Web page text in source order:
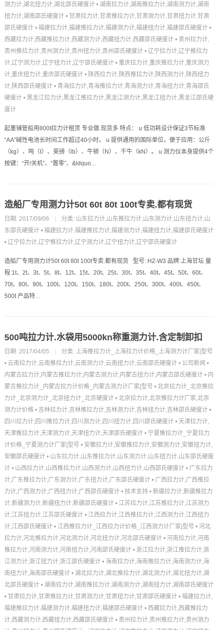
测力计,湖北扭力计,湖北邵氏硬度计• 湖南拉力计,湖南推拉力计,湖南测力计,湖南
扭力计,湖南邵氏硬度计• 甘肃拉力计,甘肃推拉力计,甘肃测力计,甘肃扭力计,甘肃
邵氏硬度计• 福建拉力计,福建推拉力计,福建测力计,福建扭力计,福建邵氏硬度计•
西藏拉力计,西藏推拉力计,西藏测力计,西藏扭力计,西藏邵氏硬度计• 贵州拉力计,
贵州推拉力计,贵州测力计,贵州扭力计,贵州邵氏硬度计• 辽宁拉力计,辽宁推拉力
计,辽宁测力计,辽宁扭力计,辽宁邵氏硬度计• 重庆拉力计,重庆推拉力计,重庆测力
计,重庆扭力计,重庆邵氏硬度计• 陕西拉力计,陕西推拉力计,陕西测力计,陕西扭力
计,陕西邵氏硬度计• 青海拉力计,青海推拉力计,青海测力计,青海扭力计,青海邵氏
硬度计• 黑龙江拉力计,黑龙江推拉力计,黑龙江测力计,黑龙江扭力计,黑龙江邵氏硬
度计
起重铺管船用800t拉力计租赁 专业做.现货多 特点： u 低功耗设计保证3节标准
“AA”碱性电池长时间工作超过40小时。 u 提供通用的国际单位，便于应用：公斤
（kg）、吨（t）、英镑（lb）、牛顿（N）、千牛（kN）。 u 测力仪本身提供4个
按键：“开/关机”、“置零”、&ldquo…
造船厂专用测力计50t 60t 80t 100t专卖.都有现货
日期: 2017/09/06 | 分类: 山东拉力计,山东推拉力计,山东测力计,山东扭力计,山
东邵氏硬度计• 福建拉力计,福建推拉力计,福建测力计,福建扭力计,福建邵氏硬度计
• 辽宁拉力计,辽宁推拉力计,辽宁测力计,辽宁扭力计,辽宁邵氏硬度计
造船厂专用测力计50t 60t 80t 100t专卖.都有现货 型号: HZ-W3 品牌:上海甘坛 量
程:1t、2t、3t、5t、8t、12t、15t、20t、25t、30t、35t、40t、45t、50t、60t、
70t、80t、90t、100t、120t、150t、180t、200t、250t、300t、400t、450t、
500t 产品特…
500吨拉力计.水袋用5000kn称重测力计.含定制卸扣
日期: 2017/04/05 | 分类:
上海推拉力计_上海拉力计价格_上海测力计厂家|型号
• 云南拉力计,云南推拉力计,云南测力计,云南扭力计,云南邵氏硬度计• 公司新闻 •
内蒙古拉力计,内蒙古推拉力计,内蒙古测力计,内蒙古扭力计,内蒙古邵氏硬度计• 内
蒙古推拉力计_内蒙古拉力计价格_内蒙古测力计厂家|型号 • 北京拉力计_北京推拉
力计_北京测力计_北京扭力计_北京硬度计• 北京拉力计,北京推拉力计厂家,北京
测力计价格• 吉林拉力计,吉林推拉力计,吉林测力计,吉林扭力计,吉林邵氏硬度计•
四川拉力计,四川推拉力计,四川测力计,四川扭力计,四川邵氏硬度计• 天津拉力计,
天津推拉力计,天津测力计,天津扭力计,天津邵氏硬度计• 宁夏推拉力计_宁夏拉力
计价格_宁夏测力计厂家|型号 • 安徽拉力计,安徽推拉力计,安徽测力计,安徽扭力计,
安徽邵氏硬度计• 山东拉力计,山东推拉力计,山东测力计,山东扭力计,山东邵氏硬度
计• 山西拉力计,山西推拉力计,山西测力计,山西扭力计,山西邵氏硬度计• 广东拉力
计,广东推拉力计,广东测力计,广东扭力计,广东邵氏硬度计• 广西拉力计,广西推拉
力计,广西测力计,广西扭力计,广西邵氏硬度计• 技术支持• 新疆拉力计,新疆推拉力
计,新疆测力计,新疆扭力计,新疆邵氏硬度计• 江苏拉力计,江苏推拉力计,江苏测力
计,江苏扭力计,江苏邵氏硬度计• 江西拉力计,江西推拉力计,江西测力计,江西扭力
计,江西邵氏硬度计• 江西推拉力计_江西拉力计价格_江西测力计厂家|型号 • 河北
拉力计,河北推拉力计,河北测力计,河北扭力计,河北邵氏硬度计• 河南拉力计,河南
推拉力计,河南测力计,河南扭力计,河南邵氏硬度计• 浙江拉力计,浙江推拉力计,浙
江测力计,浙江扭力计,浙江邵氏硬度计• 海南拉力计,海南推拉力计,海南测力计,海
南扭力计,海南邵氏硬度计• 湖北拉力计,湖北推拉力计,湖北测力计,湖北扭力计,湖
北邵氏硬度计• 湖南拉力计,湖南推拉力计,湖南测力计,湖南扭力计,湖南邵氏硬度计
• 甘肃拉力计,甘肃推拉力计,甘肃测力计,甘肃扭力计,甘肃邵氏硬度计• 福建拉力计,
福建推拉力计,福建测力计,福建扭力计,福建邵氏硬度计• 西藏拉力计,西藏推拉力
计,西藏测力计,西藏扭力计,西藏邵氏硬度计• 贵州拉力计,贵州推拉力计,贵州测力